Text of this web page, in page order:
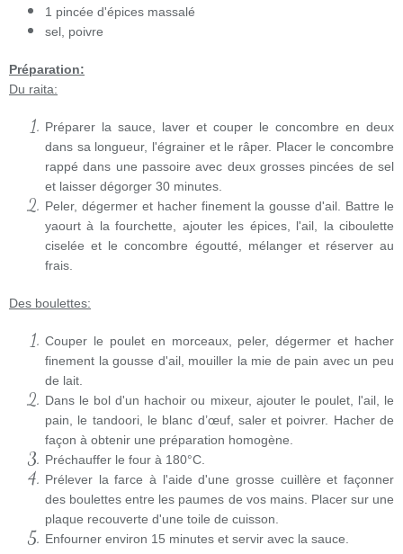
1 pincée d'épices massalé
sel, poivre
Préparation:
Du raita:
Préparer la sauce, laver et couper le concombre en deux
dans sa longueur, l'égrainer et le râper. Placer le concombre
rappé dans une passoire avec deux grosses pincées de sel
et laisser dégorger 30 minutes.
Peler, dégermer et hacher finement la gousse d'ail. Battre le
yaourt à la fourchette, ajouter les épices, l'ail, la ciboulette
ciselée et le concombre égoutté, mélanger et réserver au
frais.
Des boulettes:
Couper le poulet en morceaux, peler, dégermer et hacher
finement la gousse d'ail, mouiller la mie de pain avec un peu
de lait.
Dans le bol d'un hachoir ou mixeur, ajouter le poulet, l'ail, le
pain, le tandoori, le blanc d’œuf, saler et poivrer. Hacher de
façon à obtenir une préparation homogène.
Préchauffer le four à 180°C.
Prélever la farce à l'aide d'une grosse cuillère et façonner
des boulettes entre les paumes de vos mains. Placer sur une
plaque recouverte d'une toile de cuisson.
Enfourner environ 15 minutes et servir avec la sauce.